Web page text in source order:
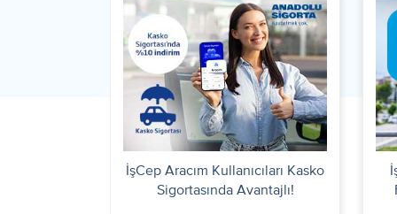
İşCep Aracım Kullanıcıları Kasko
Sigortasında Avantajlı!